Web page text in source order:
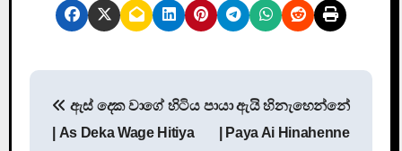
P
ඇස්‌ දෙක වාගේ හිටිය
| As Deka Wage Hitiya
පායා ඇයි හිනැහෙන්නේ
| Paya Ai Hinahenne